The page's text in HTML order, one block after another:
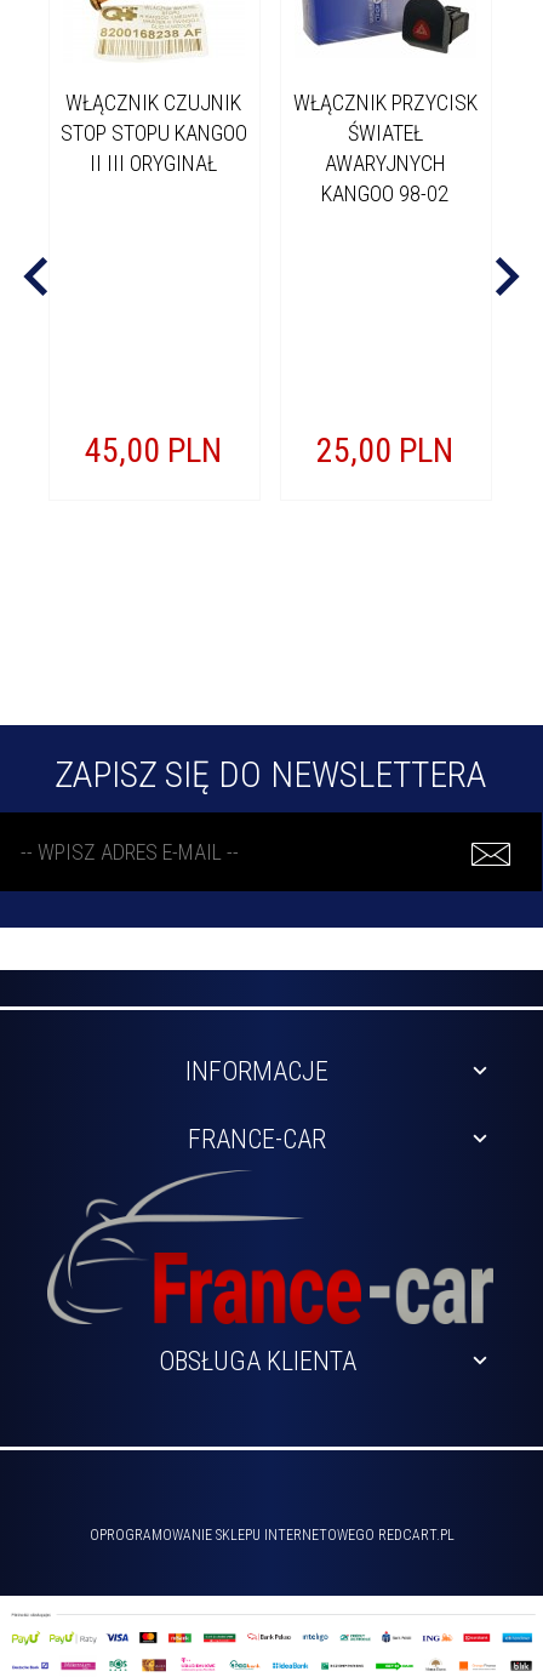
WŁĄCZNIK CZUJNIK
STOP STOPU KANGOO
II III ORYGINAŁ
45,00 PLN
WŁĄCZNIK PRZYCISK
ŚWIATEŁ
AWARYJNYCH
KANGOO 98-02
25,00 PLN
ZAPISZ SIĘ DO NEWSLETTERA
INFORMACJE
FRANCE-CAR
OBSŁUGA KLIENTA
OPROGRAMOWANIE SKLEPU INTERNETOWEGO REDCART.PL